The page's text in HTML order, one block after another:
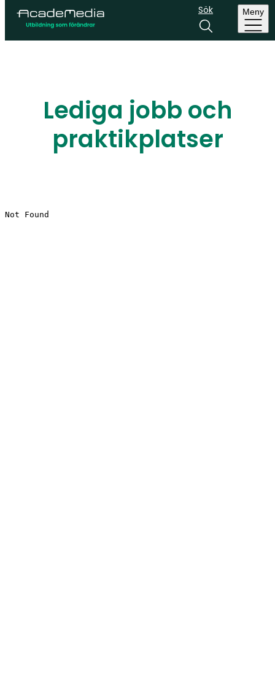
Sök Meny
Lediga jobb och
praktikplatser